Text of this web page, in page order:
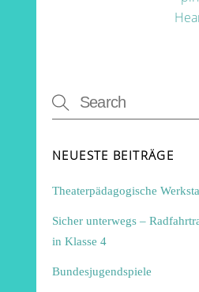
NEUESTE BEITRÄGE
Theaterpädagogische
Sicher unterwegs –
in Klasse 4
Bundesjugendspiele